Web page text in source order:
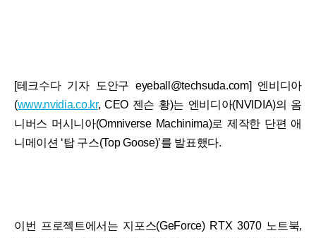
[테크수다 기자 도안구 eyeball@techsuda.com] 엔비디아
(www.nvidia.co.kr, CEO 젠슨 황)는 엔비디아(NVIDIA)의 옴
니버스 머시니아(Omniverse Machinima)로 제작한 단편 애
니메이션 ‘탑 구스(Top Goose)’를 발표했다.
이번 프로젝트에서는 지포스(GeForce) RTX 3070 노트북,